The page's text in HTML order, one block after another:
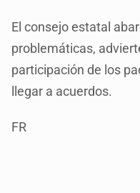
El consejo estatal
problemáticas,
participación de los
llegar a acuerdos.
FR